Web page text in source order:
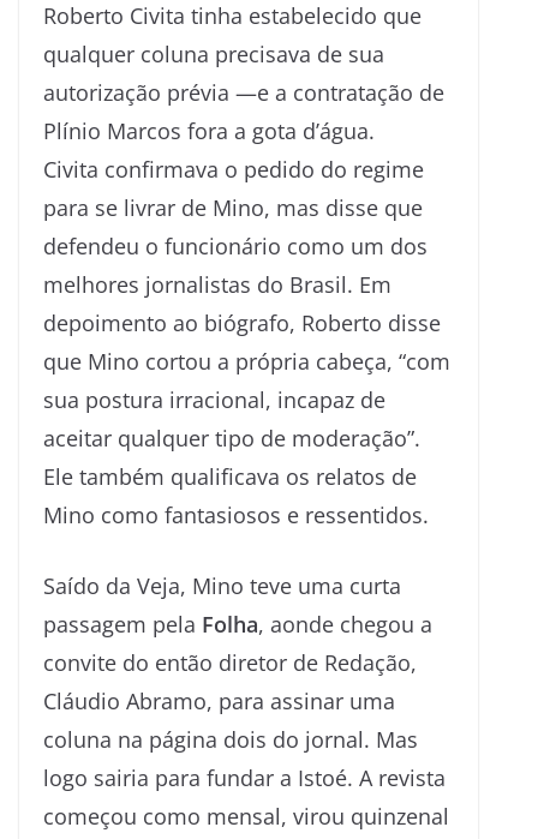
Roberto Civita tinha estabelecido que
qualquer coluna precisava de sua
autorização prévia —e a contratação de
Plínio Marcos fora a gota d’água.
Civita confirmava o pedido do regime
para se livrar de Mino, mas disse que
defendeu o funcionário como um dos
melhores jornalistas do Brasil. Em
depoimento ao biógrafo, Roberto disse
que Mino cortou a própria cabeça, “com
sua postura irracional, incapaz de
aceitar qualquer tipo de moderação”.
Ele também qualificava os relatos de
Mino como fantasiosos e ressentidos.
Saído da Veja, Mino teve uma curta
passagem pela Folha, aonde chegou a
convite do então diretor de Redação,
Cláudio Abramo, para assinar uma
coluna na página dois do jornal. Mas
logo sairia para fundar a Istoé. A revista
começou como mensal, virou quinzenal